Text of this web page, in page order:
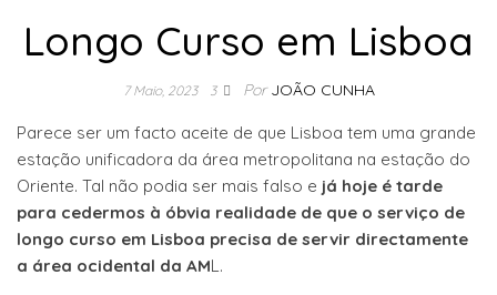
Longo Curso em Lisboa
7 Maio, 2023 3 Por JOÃO CUNHA
Parece ser um facto aceite de que Lisboa tem uma grande
estação unificadora da área metropolitana na estação do
Oriente. Tal não podia ser mais falso e já hoje é tarde
para cedermos à óbvia realidade de que o serviço de
longo curso em Lisboa precisa de servir directamente
a área ocidental da AML.